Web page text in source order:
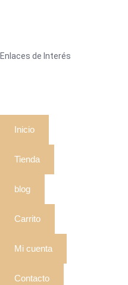
Enlaces de Interés
Inicio
Tienda
blog
Carrito
Mi cuenta
Contacto